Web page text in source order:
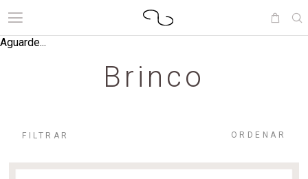
Aguarde...
Brinco
FILTRAR ORDENAR